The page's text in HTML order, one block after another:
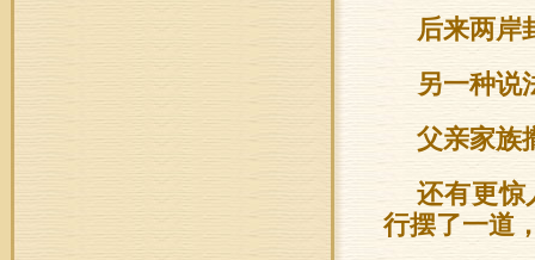
后来两岸
另一种说
父亲家族
还有更
行摆了一道